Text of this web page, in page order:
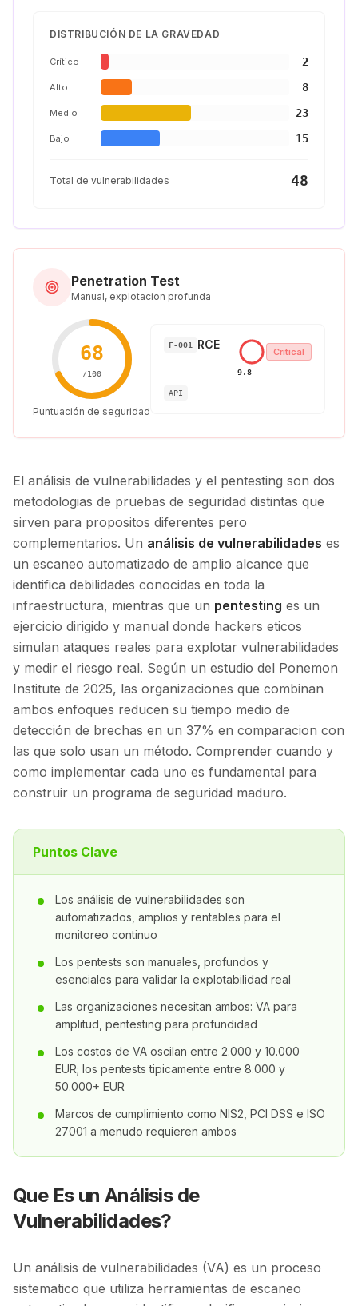
DISTRIBUCIÓN DE LA GRAVEDAD
Crítico 2
Alto 8
Medio 23
Bajo 15
Total de vulnerabilidades 48
Penetration Test
Manual, explotacion profunda
68
/100
Puntuación de seguridad
F-001 RCE
9.8
Critical
API
El análisis de vulnerabilidades y el pentesting son dos
metodologias de pruebas de seguridad distintas que
sirven para propositos diferentes pero
complementarios. Un análisis de vulnerabilidades es
un escaneo automatizado de amplio alcance que
identifica debilidades conocidas en toda la
infraestructura, mientras que un pentesting es un
ejercicio dirigido y manual donde hackers eticos
simulan ataques reales para explotar vulnerabilidades
y medir el riesgo real. Según un estudio del Ponemon
Institute de 2025, las organizaciones que combinan
ambos enfoques reducen su tiempo medio de
detección de brechas en un 37% en comparacion con
las que solo usan un método. Comprender cuando y
como implementar cada uno es fundamental para
construir un programa de seguridad maduro.
Puntos Clave
Los análisis de vulnerabilidades son
automatizados, amplios y rentables para el
monitoreo continuo
Los pentests son manuales, profundos y
esenciales para validar la explotabilidad real
Las organizaciones necesitan ambos: VA para
amplitud, pentesting para profundidad
Los costos de VA oscilan entre 2.000 y 10.000
EUR; los pentests tipicamente entre 8.000 y
50.000+ EUR
Marcos de cumplimiento como NIS2, PCI DSS e ISO
27001 a menudo requieren ambos
Que Es un Análisis de
Vulnerabilidades?
Un análisis de vulnerabilidades (VA) es un proceso
sistematico que utiliza herramientas de escaneo